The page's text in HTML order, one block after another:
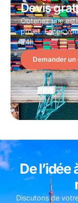
Devis
Obtenez une
projet. Faites
24h.
Demander un
De l’idée
Discutons de